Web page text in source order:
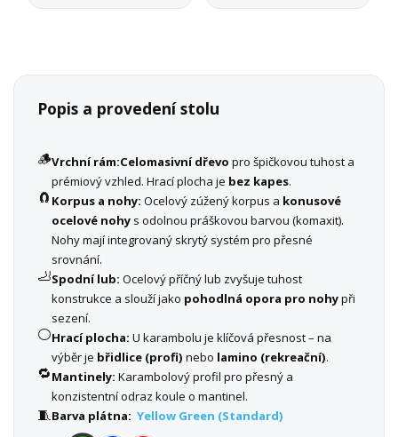
Popis a provedení stolu
🪵Vrchní rám:Celomasivní dřevo pro špičkovou tuhost a
prémiový vzhled. Hrací plocha je bez kapes.
🧲 Korpus a nohy: Ocelový zúžený korpus a konusové
ocelové nohy s odolnou práškovou barvou (komaxit).
Nohy mají integrovaný skrytý systém pro přesné
srovnání.
🦶Spodní lub: Ocelový příčný lub zvyšuje tuhost
konstrukce a slouží jako pohodlná opora pro nohypři
sezení.
⚪Hrací plocha: U karambolu je klíčová přesnost – na
výběr je břidlice (profi) nebo lamino (rekreační).
🔁Mantinely: Karambolový profil pro přesný a
konzistentní odraz koule o mantinel.
🧵Barva plátna: Yellow Green (Standard)